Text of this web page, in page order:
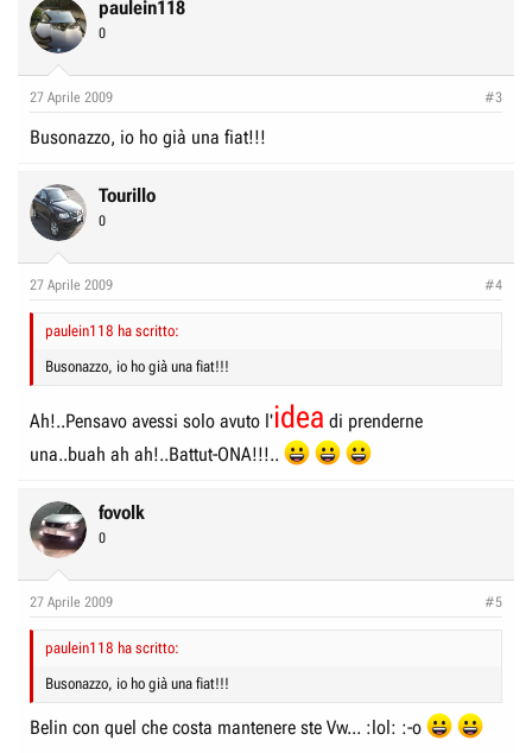
paulein118
0
27 Aprile 2009 #3
Busonazzo, io ho già una fiat!!!
Tourillo
0
27 Aprile 2009 #4
paulein118 ha scritto:
Busonazzo, io ho già una fiat!!!
Ah!..Pensavo avessi solo avuto l'idea di prenderne
una..buah ah ah!..Battut-ONA!!!..
fovolk
0
27 Aprile 2009 #5
paulein118 ha scritto:
Busonazzo, io ho già una fiat!!!
Belin con quel che costa mantenere ste Vw... :lol: :-o